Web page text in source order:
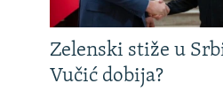
Zelenski stiže u
Vučić dobija?